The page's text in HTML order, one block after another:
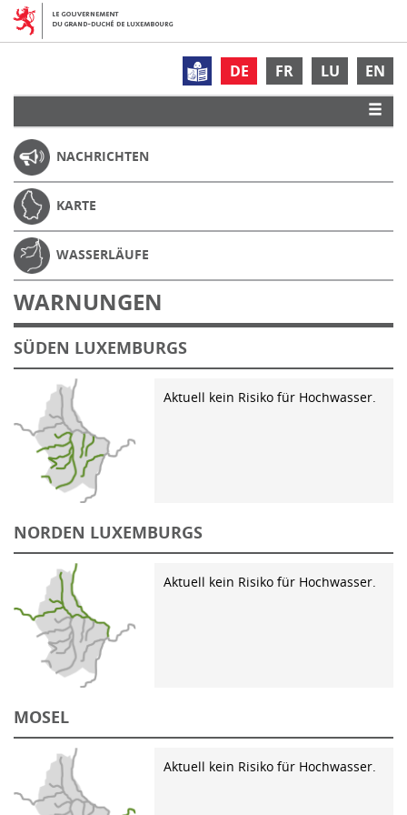
DE FR LU EN
NACHRICHTEN
KARTE
WASSERLÄUFE
WARNUNGEN
SÜDEN LUXEMBURGS
Aktuell kein Risiko für Hochwasser.
NORDEN LUXEMBURGS
Aktuell kein Risiko für Hochwasser.
MOSEL
Aktuell kein Risiko für Hochwasser.